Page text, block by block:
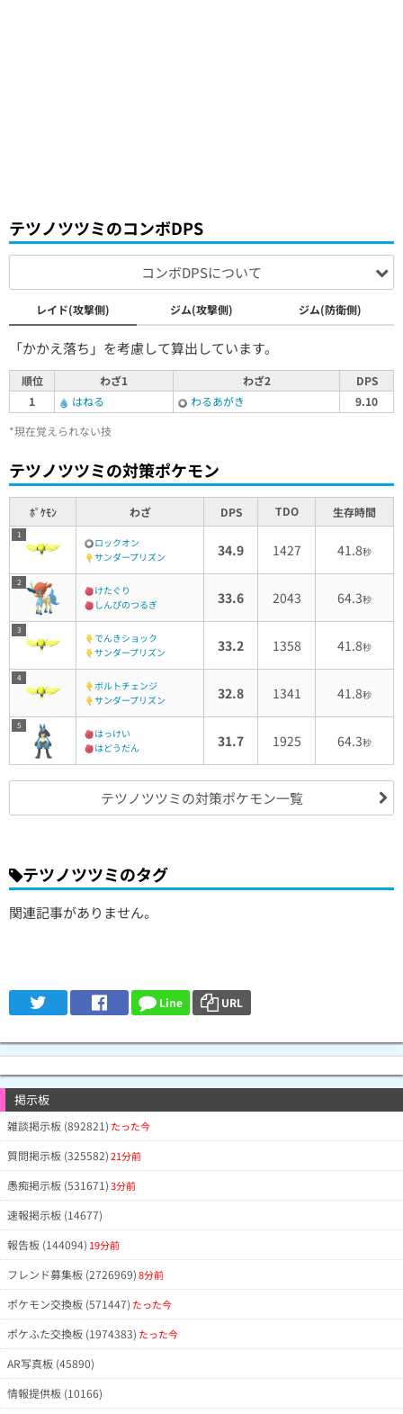
テツノツツミのコンボDPS
コンボDPSについて
レイド(攻撃側) ジム(攻撃側) ジム(防衛側)
「かかえ落ち」を考慮して算出しています。
順位 わざ1 わざ2
DPS
1
はねる わるあがき
9.10
*現在覚えられない技
テツノツツミの対策ポケモン
ﾎﾟｹﾓﾝ わざ DPS TDO 生存時間
1
ロックオン
サンダープリズン
34.9 1427 41.8秒
2
けたぐり
しんぴのつるぎ
33.6 2043 64.3秒
3
でんきショック
サンダープリズン
33.2 1358 41.8秒
4
ボルトチェンジ
サンダープリズン
32.8 1341 41.8秒
5
はっけい
はどうだん
31.7 1925 64.3秒
テツノツツミの対策ポケモン一覧
テツノツツミのタグ
関連記事がありません。
Line URL
掲示板
雑談掲示板 (892821) たった今
質問掲示板 (325582)21分前
愚痴掲示板 (531671)3分前
速報掲示板 (14677)
報告板 (144094) 19分前
フレンド募集板 (2726969)8分前
ポケモン交換板 (571447) たった今
ポケふた交換板 (1974383) たった今
AR写真板 (45890)
情報提供板 (10166)